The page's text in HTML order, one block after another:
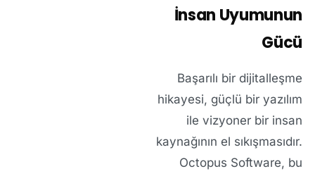
İnsan Uyumunun
Gücü
Başarılı bir dijitalleşme
hikayesi, güçlü bir yazılım
ile vizyoner bir insan
kaynağının el sıkışmasıdır.
Octopus Software, bu